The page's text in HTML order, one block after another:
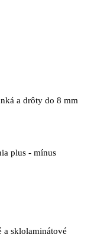
a drôty do 8 mm
plus - mínus
sklolaminátové